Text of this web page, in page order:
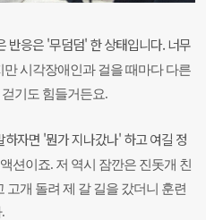
반응은 '무덤덤' 한 상태입니다. 너무
만 시각장애인과 걸을 때마다 다른
기도 힘들거든요.
자면 '뭔가 지나갔나' 하고 여길 정
션이죠. 저 역시 잠깐은 진돗개 친
고개 돌려 제 갈 길을 갔더니 훈련